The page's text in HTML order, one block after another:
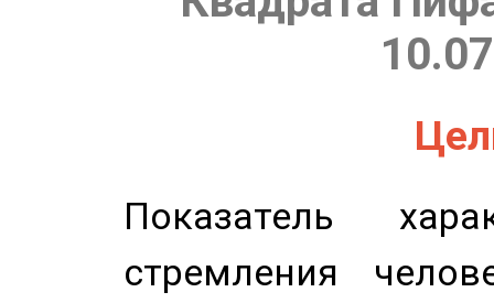
Показатель
стремления